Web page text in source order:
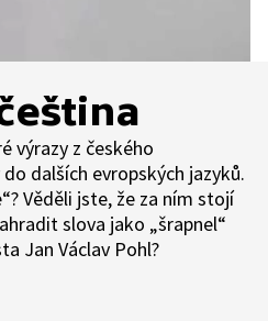
výrazy z českého
dalších evropských jazyků.
Věděli jste, že za ním stojí
slova jako „šrapnel“
Jan Václav Pohl?